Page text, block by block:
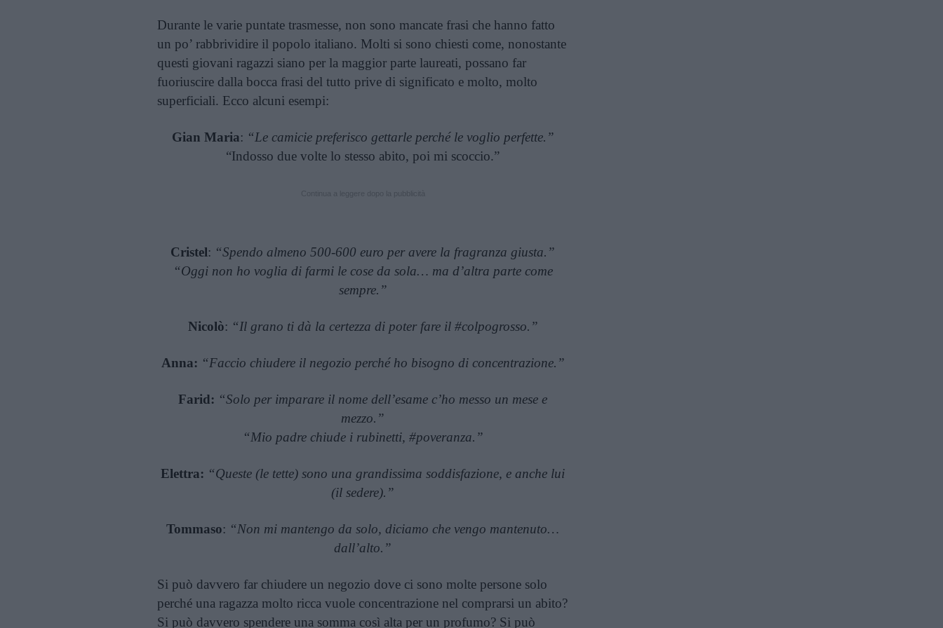
Durante le varie puntate trasmesse, non sono mancate frasi che hanno fatto
un po’ rabbrividire il popolo italiano. Molti si sono chiesti come, nonostante
questi giovani ragazzi siano per la maggior parte laureati, possano far
fuoriuscire dalla bocca frasi del tutto prive di significato e molto, molto
superficiali. Ecco alcuni esempi:
Gian Maria: “Le camicie preferisco gettarle perché le voglio perfette.”
“Indosso due volte lo stesso abito, poi mi scoccio.”
Cristel: “Spendo almeno 500-600 euro per avere la fragranza giusta.”
“Oggi non ho voglia di farmi le cose da sola… ma d’altra parte come
sempre.”
Nicolò: “Il grano ti dà la certezza di poter fare il #colpogrosso.”
Anna: “Faccio chiudere il negozio perché ho bisogno di concentrazione.”
Farid: “Solo per imparare il nome dell’esame c’ho messo un mese e
mezzo.”
“Mio padre chiude i rubinetti, #poveranza.”
Elettra: “Queste (le tette) sono una grandissima soddisfazione, e anche lui
(il sedere).”
Tommaso: “Non mi mantengo da solo, diciamo che vengo mantenuto…
dall’alto.”
Si può davvero far chiudere un negozio dove ci sono molte persone solo
perché una ragazza molto ricca vuole concentrazione nel comprarsi un abito?
Si può davvero spendere una somma così alta per un profumo? Si può